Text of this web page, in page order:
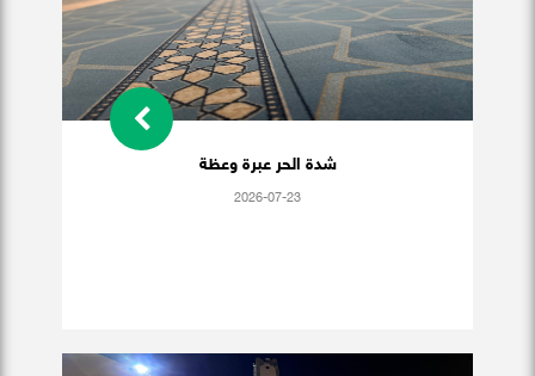
شدة الحر عبرة وعظة
2026-07-23